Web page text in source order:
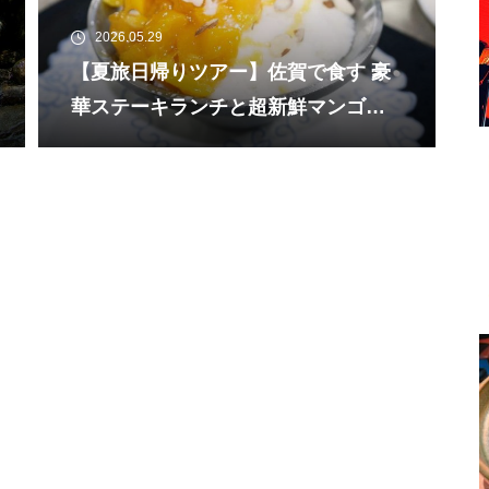
2026.05.29
【夏旅日帰りツアー】佐賀で食す 豪
華ステーキランチと超新鮮マンゴー
と濃厚ミルク氷の絶品かき氷